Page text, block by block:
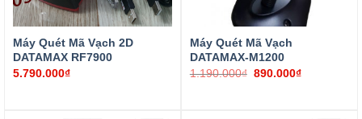
Máy Quét Mã Vạch 2D
DATAMAX RF7900
5.790.000₫
Máy Quét Mã Vạch
DATAMAX-M1200
1.190.000₫ 890.000₫